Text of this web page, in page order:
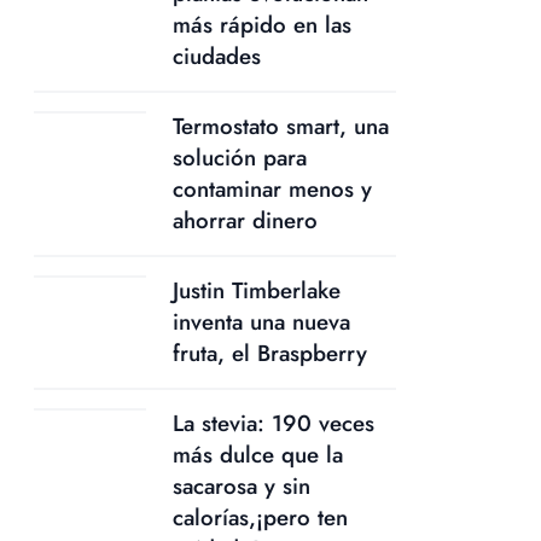
más rápido en las
ciudades
Termostato smart, una
solución para
contaminar menos y
ahorrar dinero
Justin Timberlake
inventa una nueva
fruta, el Braspberry
La stevia: 190 veces
más dulce que la
sacarosa y sin
calorías,¡pero ten